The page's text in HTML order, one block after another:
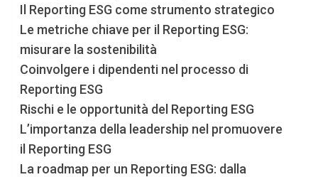
Il Reporting ESG come strumento strategico
Le metriche chiave per il Reporting ESG:
misurare la sostenibilità
Coinvolgere i dipendenti nel processo di
Reporting ESG
Rischi e le opportunità del Reporting ESG
L’importanza della leadership nel promuovere
il Reporting ESG
La roadmap per un Reporting ESG: dalla